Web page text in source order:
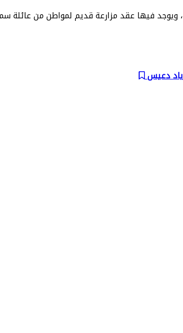
ويوجد فيها عقد مزارعة قديم لمواطن من عائلة